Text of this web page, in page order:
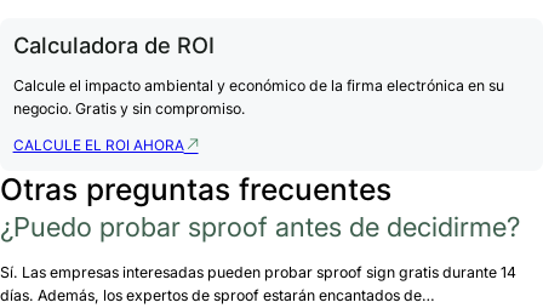
Calculadora de ROI
Calcule el impacto ambiental y económico de la firma electrónica en su
negocio. Gratis y sin compromiso.
CALCULE EL ROI AHORA
Otras preguntas frecuentes
¿Puedo probar sproof antes de decidirme?
Sí. Las empresas interesadas pueden probar sproof sign gratis durante 14
días. Además, los expertos de sproof estarán encantados de…